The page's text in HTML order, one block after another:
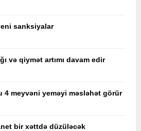
sanksiyalar
və qiymət artımı davam edir
4 meyvəni yeməyi məsləhət görür
bir xəttdə düzüləcək